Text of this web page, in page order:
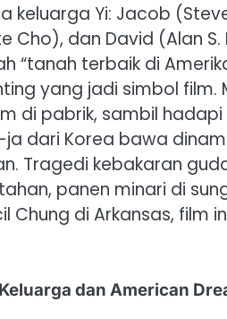
keluarga Yi: Jacob
Cho), dan David (Alan
“tanah terbaik di
yang jadi simbol film.
di pabrik, sambil hadapi
dari Korea bawa
Tragedi kebakaran
panen minari di
di Arkansas, film
dan American